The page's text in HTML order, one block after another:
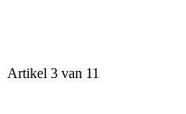
Artikel 3 van 11